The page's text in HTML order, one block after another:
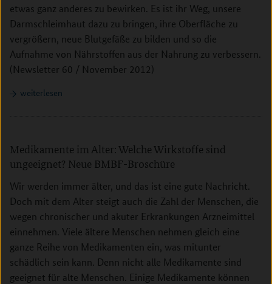
etwas ganz anderes zu bewirken. Es ist ihr Weg, unsere
Darmschleimhaut dazu zu bringen, ihre Oberfläche zu
vergrößern, neue Blutgefäße zu bilden und so die
Aufnahme von Nährstoffen aus der Nahrung zu verbessern.
(Newsletter 60 / November 2012)
weiterlesen
Medikamente im Alter: Welche Wirkstoffe sind
ungeeignet? Neue BMBF-Broschüre
Wir werden immer älter, und das ist eine gute Nachricht.
Doch mit dem Alter steigt auch die Zahl der Menschen, die
wegen chronischer und akuter Erkrankungen Arzneimittel
einnehmen. Viele ältere Menschen nehmen gleich eine
ganze Reihe von Medikamenten ein, was mitunter
schädlich sein kann. Denn nicht alle Medikamente sind
geeignet für alte Menschen. Einige Medikamente können